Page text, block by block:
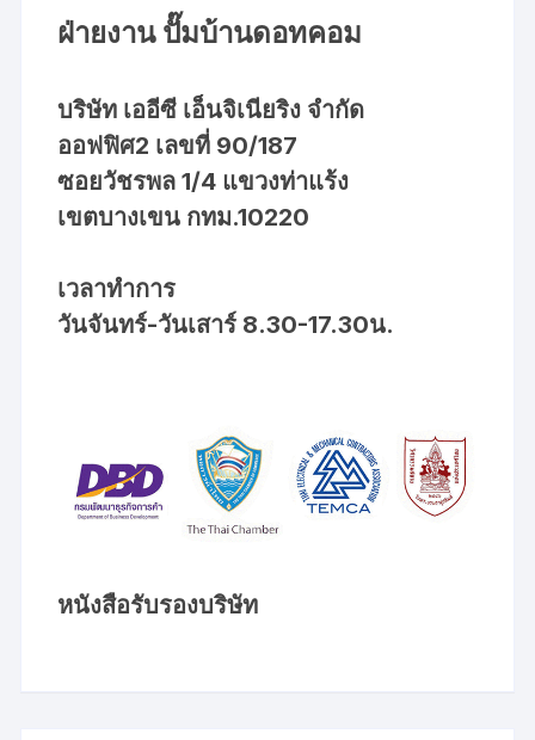
ฝ่ายงาน ปั๊มบ้านดอทคอม
บริษัท เออีซี เอ็นจิเนียริง จำกัด
ออฟฟิศ2 เลขที่ 90/187
ซอยวัชรพล 1/4 แขวงท่าแร้ง
เขตบางเขน กทม.10220
เวลาทำการ
วันจันทร์-วันเสาร์ 8.30-17.30น.
หนังสือรับรองบริษัท